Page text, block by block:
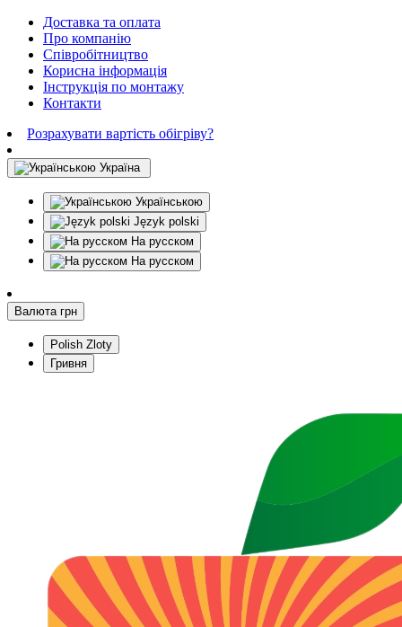
Доставка та оплата
Про компанію
Співробітництво
Корисна інформація
Інструкція по монтажу
Контакти
Розрахувати вартість обігріву?
Україна
Українською
Język polski
На русском
На русском
Валюта грн
Polish Zloty
Гривня